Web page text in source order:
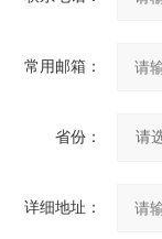
常用邮箱：
省份：
详细地址：